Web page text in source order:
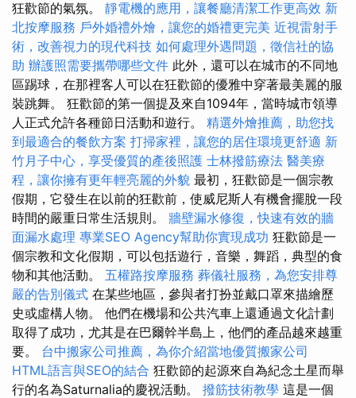
狂歡節的氣氛。 靜電機的應用，讓餐廳清潔工作更高效 新
北按摩服務 戶外婚禮外燴，讓您的婚禮更完美 近視雷射手
術，改善視力的現代科技 如何處理外遇問題，徵信社的協
助 辦護照需要攜帶哪些文件 此外，還可以在城市的不同地
區踢球，在那裡客人可以在狂歡節的優雅中穿著最美麗的服
裝跳舞。 狂歡節的第一個提及來自1094年，當時城市領導
人正式允許各種節日活動和遊行。 精選外燴推薦，助您找
到最適合的餐飲方案 打掃家裡，讓您的居住環境更舒適 新
竹月子中心，享受優質的產後照護 士林撥筋療法 醫美療
程，讓你擁有更年輕亮麗的外貌 最初，狂歡節是一個宗教
假期，它發生在以前的狂歡前，使威尼斯人有機會擺脫一段
時間的嚴重日常生活規則。 牆壁漏水修復，快速有效的牆
面漏水處理 專業SEO Agency幫助你實現成功 狂歡節是一
個宗教和文化假期，可以包括遊行，音樂，舞蹈，典型的食
物和其他活動。 五權路按摩服務 葬儀社服務，為您安排尊
嚴的告別儀式 在某些地區，參與者打扮並戴口罩來描繪歷
史或虛構人物。 他們在機場和公共汽車上還通過文化計劃
取得了成功，尤其是在巴爾幹半島上，他們的產品越來越重
要。 台中搬家公司推薦，為你介紹當地優質搬家公司
HTML語言與SEO的結合 狂歡節的起源來自為紀念土星而舉
行的名為Saturnalia的慶祝活動。 撥筋技術教學 這是一個